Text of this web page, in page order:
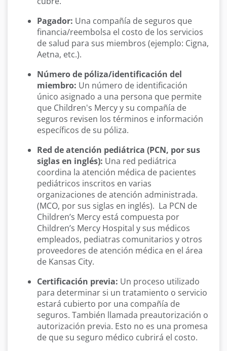
Pagador: Una compañía de seguros que
financia/reembolsa el costo de los servicios
de salud para sus miembros (ejemplo: Cigna,
Aetna, etc.).
Número de póliza/identificación del
miembro: Un número de identificación
único asignado a una persona que permite
que Children's Mercy y su compañía de
seguros revisen los términos e información
específicos de su póliza.
Red de atención pediátrica (PCN, por sus
siglas en inglés): Una red pediátrica
coordina la atención médica de pacientes
pediátricos inscritos en varias
organizaciones de atención administrada.
(MCO, por sus siglas en inglés). La PCN de
Children’s Mercy está compuesta por
Children’s Mercy Hospital y sus médicos
empleados, pediatras comunitarios y otros
proveedores de atención médica en el área
de Kansas City.
Certificación previa: Un proceso utilizado
para determinar si un tratamiento o servicio
estará cubierto por una compañía de
seguros. También llamada preautorización o
autorización previa. Esto no es una promesa
de que su seguro médico cubrirá el costo.